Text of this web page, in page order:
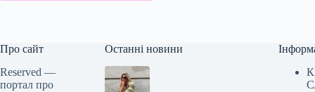
Про сайт
Reserved —
портал про
Останні новини